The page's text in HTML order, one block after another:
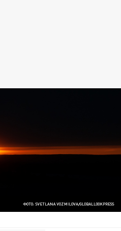
ФОТО: SVETLANA VOZMILOVA/GLOBALLOOKPRESS